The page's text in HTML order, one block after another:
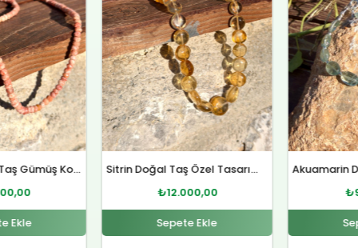
Sitrin Doğal Taş Özel Tasarım Gümüş Kolye
Ekle
Akuamarin Doğal Taş Özel Tasarım Gümüş Bileklik
₺9.000,00
Sepete Ekle